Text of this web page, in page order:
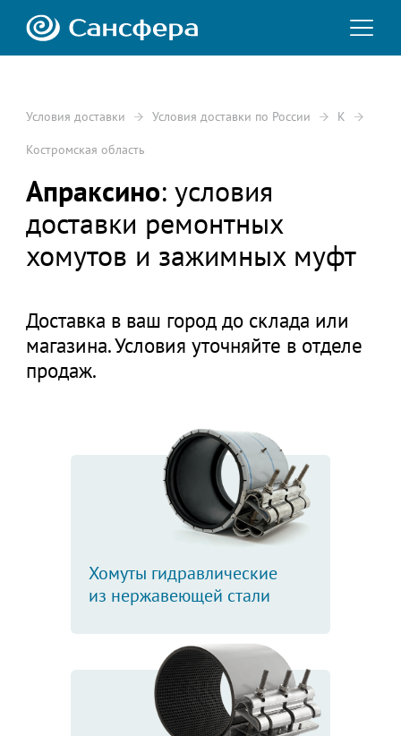
Условия доставки Условия доставки по России К
Костромская область
Апраксино: условия
доставки ремонтных
хомутов и зажимных муфт
Доставка в ваш город до склада или
магазина. Условия уточняйте в отделе
продаж.
Хомуты гидравлические
из нержавеющей стали